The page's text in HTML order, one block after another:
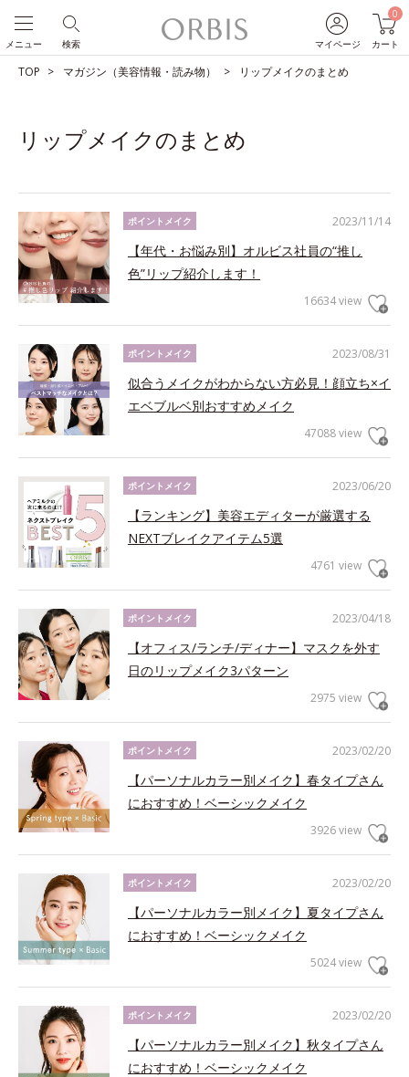
マイページ
0
カート
検索
メニュー
TOP マガジン（美容情報・読み物） リップメイクのまとめ
リップメイクのまとめ
2023/11/14
ポイントメイク
【年代・お悩み別】オルビス社員の“推し
色”リップ紹介します！
16634 view
2023/08/31
ポイントメイク
似合うメイクがわからない方必見！顔立ち×イ
エベブルベ別おすすめメイク
47088 view
2023/06/20
ポイントメイク
【ランキング】美容エディターが厳選する
NEXTブレイクアイテム5選
4761 view
2023/04/18
ポイントメイク
【オフィス/ランチ/ディナー】マスクを外す
日のリップメイク3パターン
2975 view
2023/02/20
ポイントメイク
【パーソナルカラー別メイク】春タイプさん
におすすめ！ベーシックメイク
3926 view
2023/02/20
ポイントメイク
【パーソナルカラー別メイク】夏タイプさん
におすすめ！ベーシックメイク
5024 view
2023/02/20
ポイントメイク
【パーソナルカラー別メイク】秋タイプさん
におすすめ！ベーシックメイク